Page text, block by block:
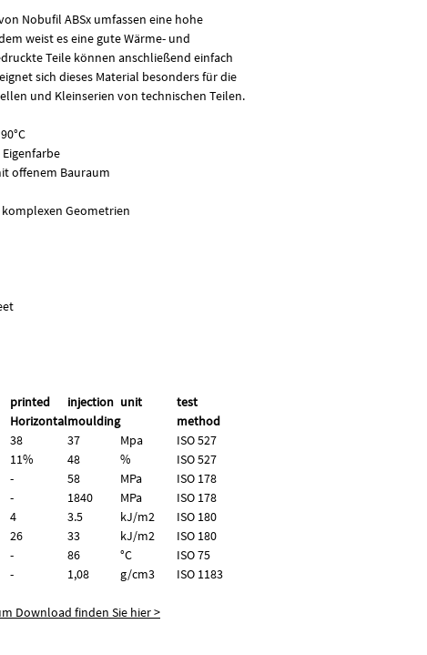
Nobufil ABSx umfassen eine hohe
weist es eine gute Wärme- und
Teile können anschließend einfach
sich dieses Material besonders für die
und Kleinserien von technischen Teilen.
offenem Bauraum
Geometrien
printed
Horizontal
injection
moulding
unit
test
method
38 37 Mpa
ISO 527
11% 48 %
ISO 527
- 58 MPa
ISO 178
- 1840 MPa
ISO 178
4 3.5 kJ/m2
ISO 180
26 33 kJ/m2 ISO 180
- 86 °C
ISO 75
- 1,08 g/cm3 ISO 1183
Download finden Sie hier >